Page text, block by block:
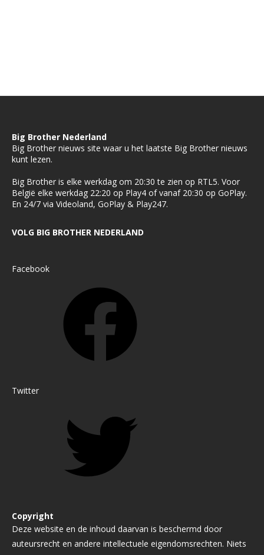
Big Brother Nederland
Big Brother nieuws site waar u het laatste Big Brother nieuws
kunt lezen.
Big Brother is elke werkdag om 20:30 te zien op RTL5. Voor
België elke werkdag 22:20 op Play4 of vanaf 20:30 op GoPlay.
En 24/7 via Videoland, GoPlay & Play247.
VOLG BIG BROTHER NEDERLAND
Facebook
Twitter
Copyright
Deze website en de inhoud daarvan is beschermd door
auteursrecht en andere intellectuele eigendomsrechten. Niets